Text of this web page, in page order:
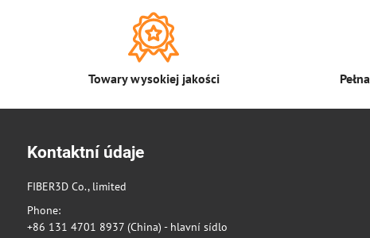
Towary wysokiej jakości
Kontaktní údaje
FIBER3D Co., limited
Phone:
+86 131 4701 8937 (China) - hlavní sídlo